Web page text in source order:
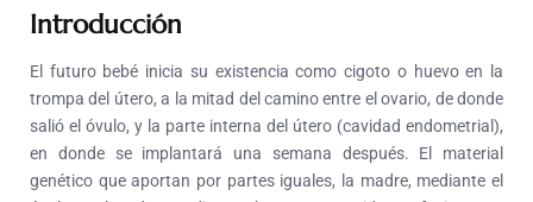
Introducción
El futuro bebé inicia su existencia como cigoto o huevo en la
trompa del útero, a la mitad del camino entre el ovario, de donde
salió el óvulo, y la parte interna del útero (cavidad endometrial),
en donde se implantará una semana después. El material
genético que aportan por partes iguales, la madre, mediante el